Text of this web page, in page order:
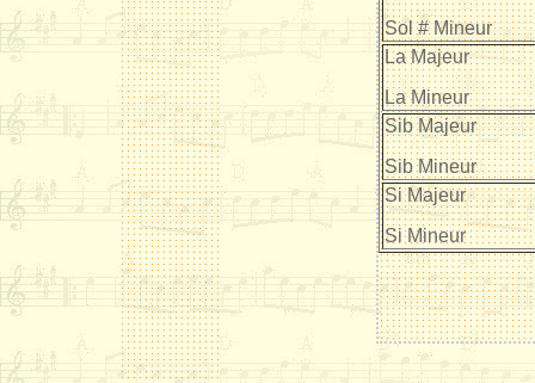
Sol # Mineur
La Majeur
La Mineur
Sib Majeur
Sib Mineur
Si Majeur
Si Mineur